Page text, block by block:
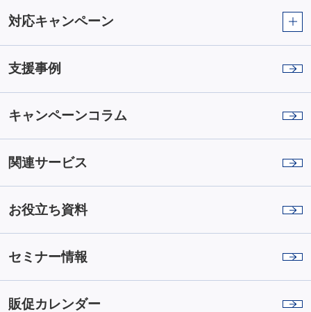
対応キャンペーン
支援事例
キャンペーンコラム
関連サービス
お役立ち資料
セミナー情報
販促カレンダー